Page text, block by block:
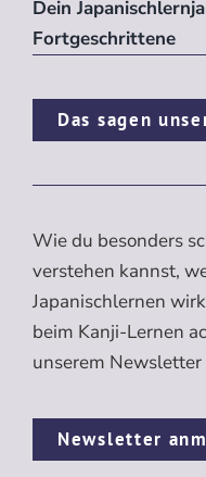
Dein
Fortgeschrittene
Das sagen
Wie du besonders
verstehen kannst,
Japanischlernen
beim Kanji-Lernen
unserem Newsletter
Newsletter